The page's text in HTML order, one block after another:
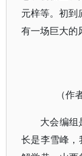
元梓等。初到
有一场巨大的
（作
大会编组
长是李雪峰